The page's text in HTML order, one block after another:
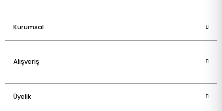
Kurumsal
Alışveriş
Üyelik